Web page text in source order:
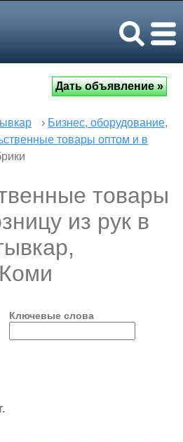
› Бизнес, оборудование,
товары оптом и в
товары
из рук в
Ключевые слова